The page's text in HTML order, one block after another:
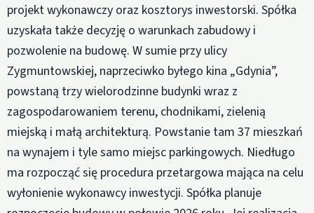
projekt wykonawczy oraz kosztorys inwestorski. Spółka
uzyskała także decyzję o warunkach zabudowy i
pozwolenie na budowę. W sumie przy ulicy
Zygmuntowskiej, naprzeciwko byłego kina „Gdynia”,
powstaną trzy wielorodzinne budynki wraz z
zagospodarowaniem terenu, chodnikami, zielenią
miejską i małą architekturą. Powstanie tam 37 mieszkań
na wynajem i tyle samo miejsc parkingowych. Niedługo
ma rozpocząć się procedura przetargowa mająca na celu
wyłonienie wykonawcy inwestycji. Spółka planuje